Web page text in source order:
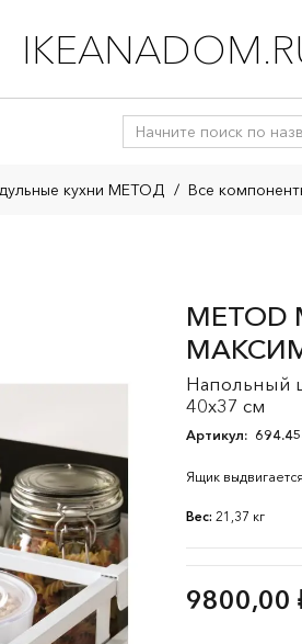
кухни МЕТОД / Все
Напольный
40x37 см
Артикул:
Ящик
Вес: 21,37 кг
9800,00